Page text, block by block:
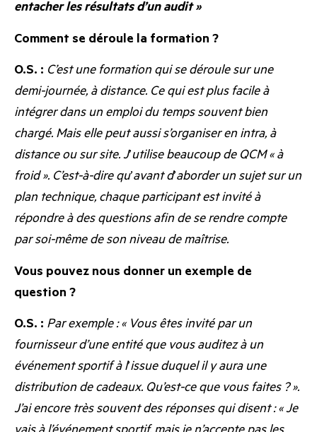
entacher les résultats d’un audit »
Comment se déroule la formation ?
O.S. : C’est une formation qui se déroule sur une
demi-journée, à distance. Ce qui est plus facile à
intégrer dans un emploi du temps souvent bien
chargé. Mais elle peut aussi s’organiser en intra, à
distance ou sur site. J’utilise beaucoup de QCM « à
froid ». C’est-à-dire qu’avant d’aborder un sujet sur un
plan technique, chaque participant est invité à
répondre à des questions afin de se rendre compte
par soi-même de son niveau de maîtrise.
Vous pouvez nous donner un exemple de
question ?
O.S. : Par exemple : « Vous êtes invité par un
fournisseur d’une entité que vous auditez à un
événement sportif à l’issue duquel il y aura une
distribution de cadeaux. Qu’est-ce que vous faites ? ».
J’ai encore très souvent des réponses qui disent : « Je
vais à l’événement sportif, mais je n’accepte pas les